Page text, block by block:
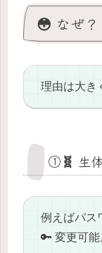
😳 なぜ？
理由は大き
①🧬 生
例えばパス
🔑 変更可能